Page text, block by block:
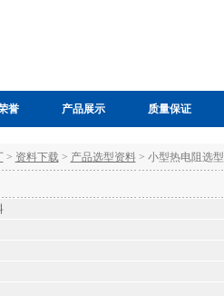
誉 产品展示 质量保证
> 资料下载> 产品选型资料> 小型热电阻选